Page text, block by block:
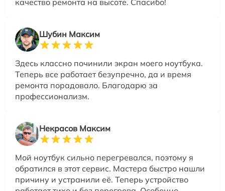
Шубин Максим
Здесь классно починили экран моего ноутбука.
Теперь все работает безупречно, да и время
ремонта порадовало. Благодарю за
профессионализм.
Некрасов Максим
Мой ноутбук сильно перегревался, поэтому я
обратился в этот сервис. Мастера быстро нашли
причину и устранили её. Теперь устройство